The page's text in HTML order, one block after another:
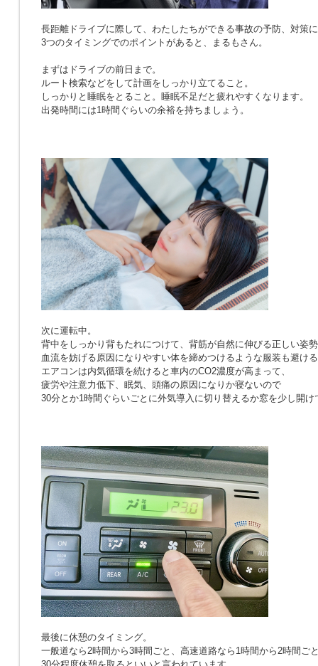
長距離ドライブに際して、わたしたちができる事故の予防、対策
3つのタイミングでのポイントがあると、まるもさん。
まずはドライブの前日まで。
ルート検索などをして計画をしっかり立てること。
しっかりと睡眠をとること。睡眠不足だと疲れやすくなります。
出発時間には1時間ぐらいの余裕を持ちましょう。
次に運転中。
背中をしっかり背もたれにつけて、背筋が自然に伸びる正しい姿
血流を妨げる原因になりやすい体を締めつけるような服装も避け
エアコンは内気循環を続けると車内のCO2濃度が高まって、
疲労や注意力低下、眠気、頭痛の原因になりか寝ないので
30分とか1時間ぐらいごとに外気導入に切り替えるか窓を少し開け
最後に休憩のタイミング。
一般道なら2時間から3時間ごと、高速道路なら1時間から2時間ご